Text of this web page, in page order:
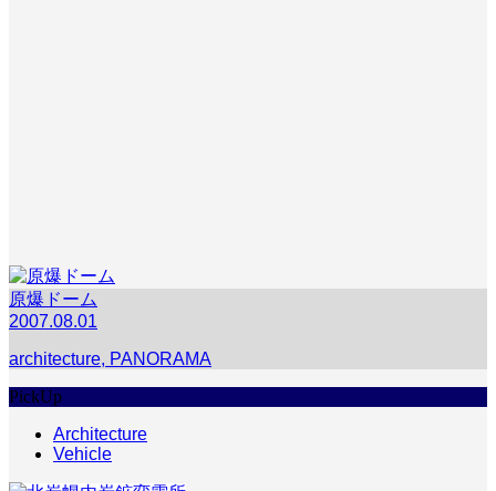
原爆ドーム
2007.08.01
architecture, PANORAMA
PickUp
Architecture
Vehicle